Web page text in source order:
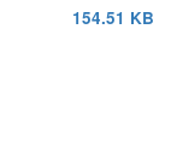
154.51 KB